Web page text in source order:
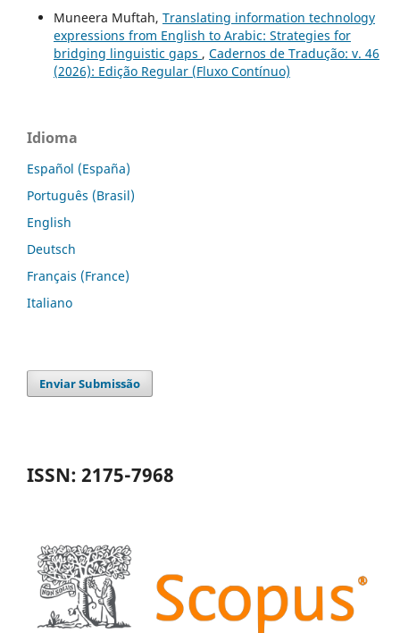
Muneera Muftah, Translating information technology
expressions from English to Arabic: Strategies for
bridging linguistic gaps , Cadernos de Tradução: v. 46
(2026): Edição Regular (Fluxo Contínuo)
Idioma
Español (España)
Português (Brasil)
English
Deutsch
Français (France)
Italiano
Enviar Submissão
ISSN: 2175-7968